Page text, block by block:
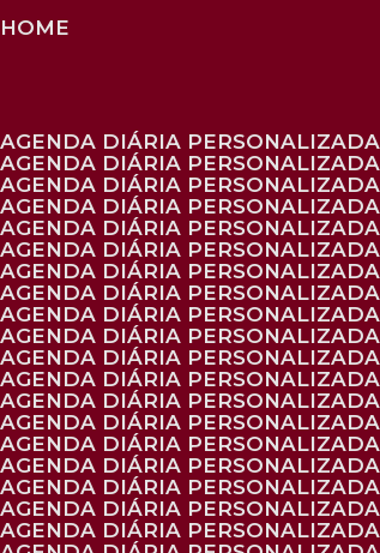
HOME
AGENDA DIÁRIA
AGENDA DIÁRIA
AGENDA DIÁRIA
AGENDA DIÁRIA
AGENDA DIÁRIA
AGENDA DIÁRIA PERSONALIZADA
AGENDA DIÁRIA PERSONALIZADA
AGENDA DIÁRIA PERSONALIZADA
AGENDA DIÁRIA
AGENDA DIÁRIA
AGENDA DIÁRIA PERSONALIZADA
AGENDA DIÁRIA
AGENDA DIÁRIA
AGENDA DIÁRIA
AGENDA DIÁRIA
AGENDA DIÁRIA PERSONALIZADA
AGENDA DIÁRIA
AGENDA DIÁRIA
AGENDA DIÁRIA